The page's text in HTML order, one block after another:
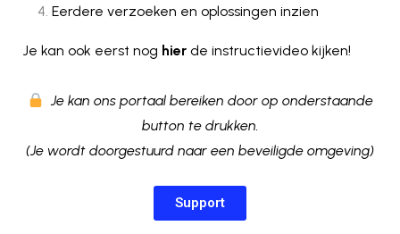
Eerdere verzoeken en oplossingen inzien
Je kan ook eerst nog hierde instructievideo kijken!
Je kan ons portaal bereiken door op onderstaande
button te drukken.
(Je wordt doorgestuurd naar een beveiligde omgeving)
Support